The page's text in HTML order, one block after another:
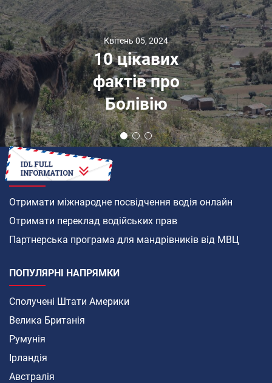
Квітень 05, 2024
10 цікавих
фактів про
Болівію
ЯК
Отримати міжнародне посвідчення водія онлайн
Отримати переклад водійських прав
Партнерська програма для мандрівників від МВЦ
ПОПУЛЯРНІ НАПРЯМКИ
Сполучені Штати Америки
Велика Британія
Румунія
Ірландія
Австралія